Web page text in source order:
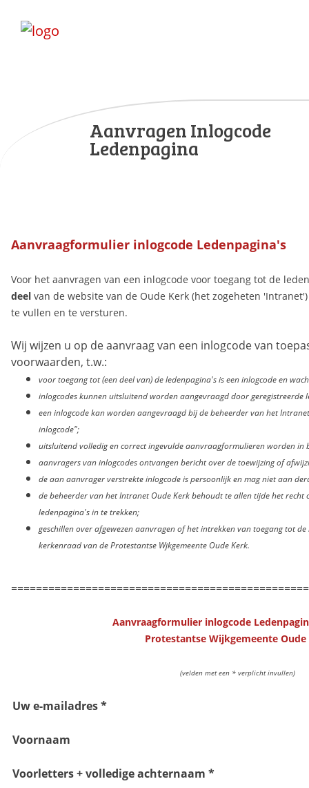
Aanvragen Inlogcode
Ledenpagina
Aanvraagformulier inlogcode Ledenpagina's
Voor het aanvragen van een inlogcode voor toegang tot de
deel van de website van de Oude Kerk (het zogeheten
te vullen en te versturen.
Wij wijzen u op de aanvraag van een inlogcode van
voorwaarden, t.w.:
voor toegang tot (een deel van) de ledenpagina's is een inlogcode en
inlogcodes kunnen uitsluitend worden aangevraagd door geregistreerde
een inlogcode kan worden aangevraagd bij de beheerder van het
inlogcode";
uitsluitend volledig en correct ingevulde aanvraagformulieren worden in
aanvragers van inlogcodes ontvangen bericht over de toewijzing of
de aan aanvrager verstrekte inlogcode is persoonlijk en mag niet aan
de beheerder van het Intranet Oude Kerk behoudt te allen tijde het recht
ledenpagina's in te trekken;
geschillen over afgewezen aanvragen of het intrekken van toegang tot
kerkenraad van de Protestantse Wjkgemeente Oude Kerk.
Aanvraagformulier inlogcode
Protestantse Wijkgemeente Oude
(velden met een * verplicht invullen)
Uw e-mailadres *
Voornaam
Voorletters + volledige achternaam *